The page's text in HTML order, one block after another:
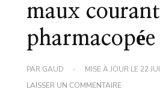
maux
pharmacopée
PAR GAUD MISE À JOUR LE 22
LAISSER UN COMMENTAIRESUR